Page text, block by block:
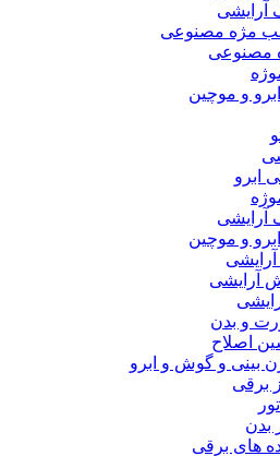
آرایشی
مژه مصنوعی
مصنوعی
و موچین
ابرو
آرایشی
و موچین
آرایشی
آرایشی
و بدن
اصلاح
بینی و گوش و ابرو
برقی
بدن
های برقی